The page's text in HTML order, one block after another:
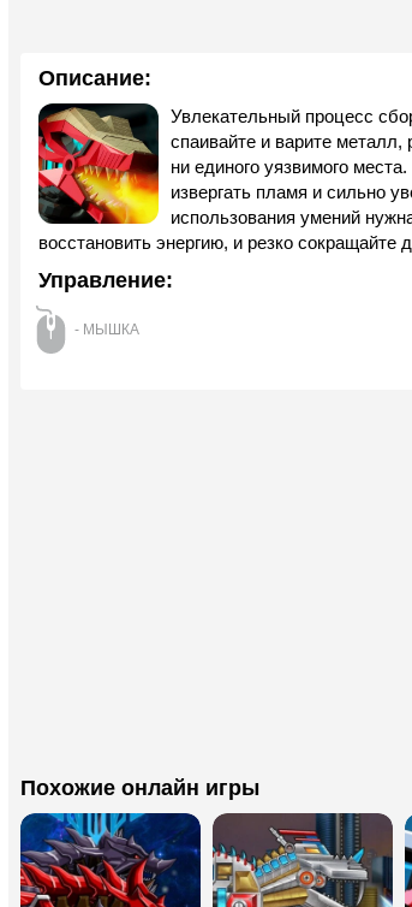
Описание:
Увлекательный процесс
спаивайте и варите металл,
ни единого уязвимого
извергать пламя и сильно
использования умений
восстановить энергию, и резко
Управление:
- МЫШКА
Похожие онлайн игры